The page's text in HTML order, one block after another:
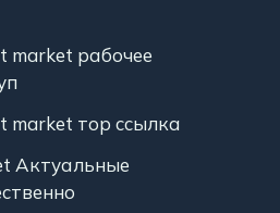
market рабочее
market тор ссылка
Актуальные